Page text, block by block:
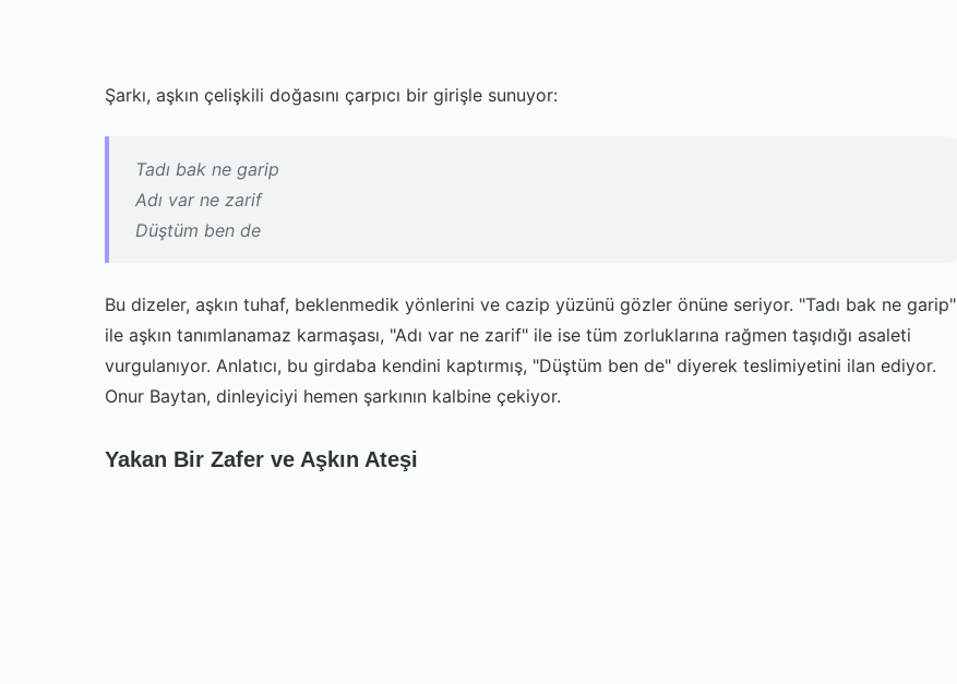
Şarkı, aşkın çelişkili doğasını çarpıcı bir girişle sunuyor:
Tadı bak ne garip
Adı var ne zarif
Düştüm ben de
Bu dizeler, aşkın tuhaf, beklenmedik yönlerini ve cazip yüzünü gözler önüne seriyor. "Tadı bak ne garip"
ile aşkın tanımlanamaz karmaşası, "Adı var ne zarif" ile ise tüm zorluklarına rağmen taşıdığı asaleti
vurgulanıyor. Anlatıcı, bu girdaba kendini kaptırmış, "Düştüm ben de" diyerek teslimiyetini ilan ediyor.
Onur Baytan, dinleyiciyi hemen şarkının kalbine çekiyor.
Yakan Bir Zafer ve Aşkın Ateşi